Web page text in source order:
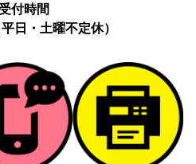
ソールからの連携。
Google LLC等）。
約：提供先と個人情報取扱い契約
る場合以外に、事前にご本人の同意
りません。
付時間
日・土曜不定休）